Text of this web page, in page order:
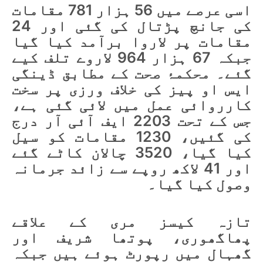
اسی عرصے میں 56 ہزار 781 مقامات
کی جانچ پڑتال کی گئی اور 24
مقامات پر لاروا برآمد کیا گیا
جبکہ 67 ہزار 964 لاروے تلف کیے
گئے۔ محکمۂ صحت کے مطابق ڈینگی
ایس او پیز کی خلاف ورزی پر سخت
کارروائی عمل میں لائی گئی ہے،
جس کے تحت 2203 ایف آئی آر درج
کی گئیں، 1230 مقامات کو سیل
کیا گیا، 3520 چالان کاٹے گئے
اور 41 لاکھ روپے سے زائد جرمانہ
وصول کیا گیا۔
تازہ کیسز مری کے علاقے
پھاگھوری، پوتھا شریف اور
گھہال میں رپورٹ ہوئے ہیں جبکہ